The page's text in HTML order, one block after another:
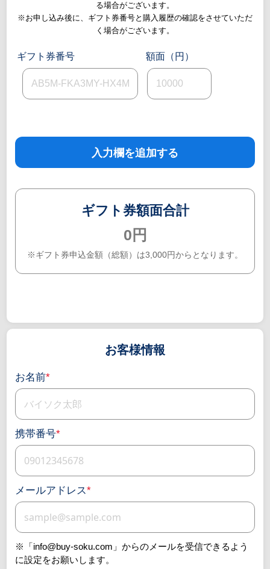
る場合がございます。
※お申し込み後に、ギフト券番号と購入履歴の確認をさせていただ
く場合がございます。
ギフト券番号 額面（円）
入力欄を追加する
ギフト券額面合計
0円
※ギフト券申込金額（総額）は3,000円からとなります。
お客様情報
お名前*
携帯番号*
メールアドレス*
※「info@buy-soku.com」からのメールを受信できるよう
に設定をお願いします。